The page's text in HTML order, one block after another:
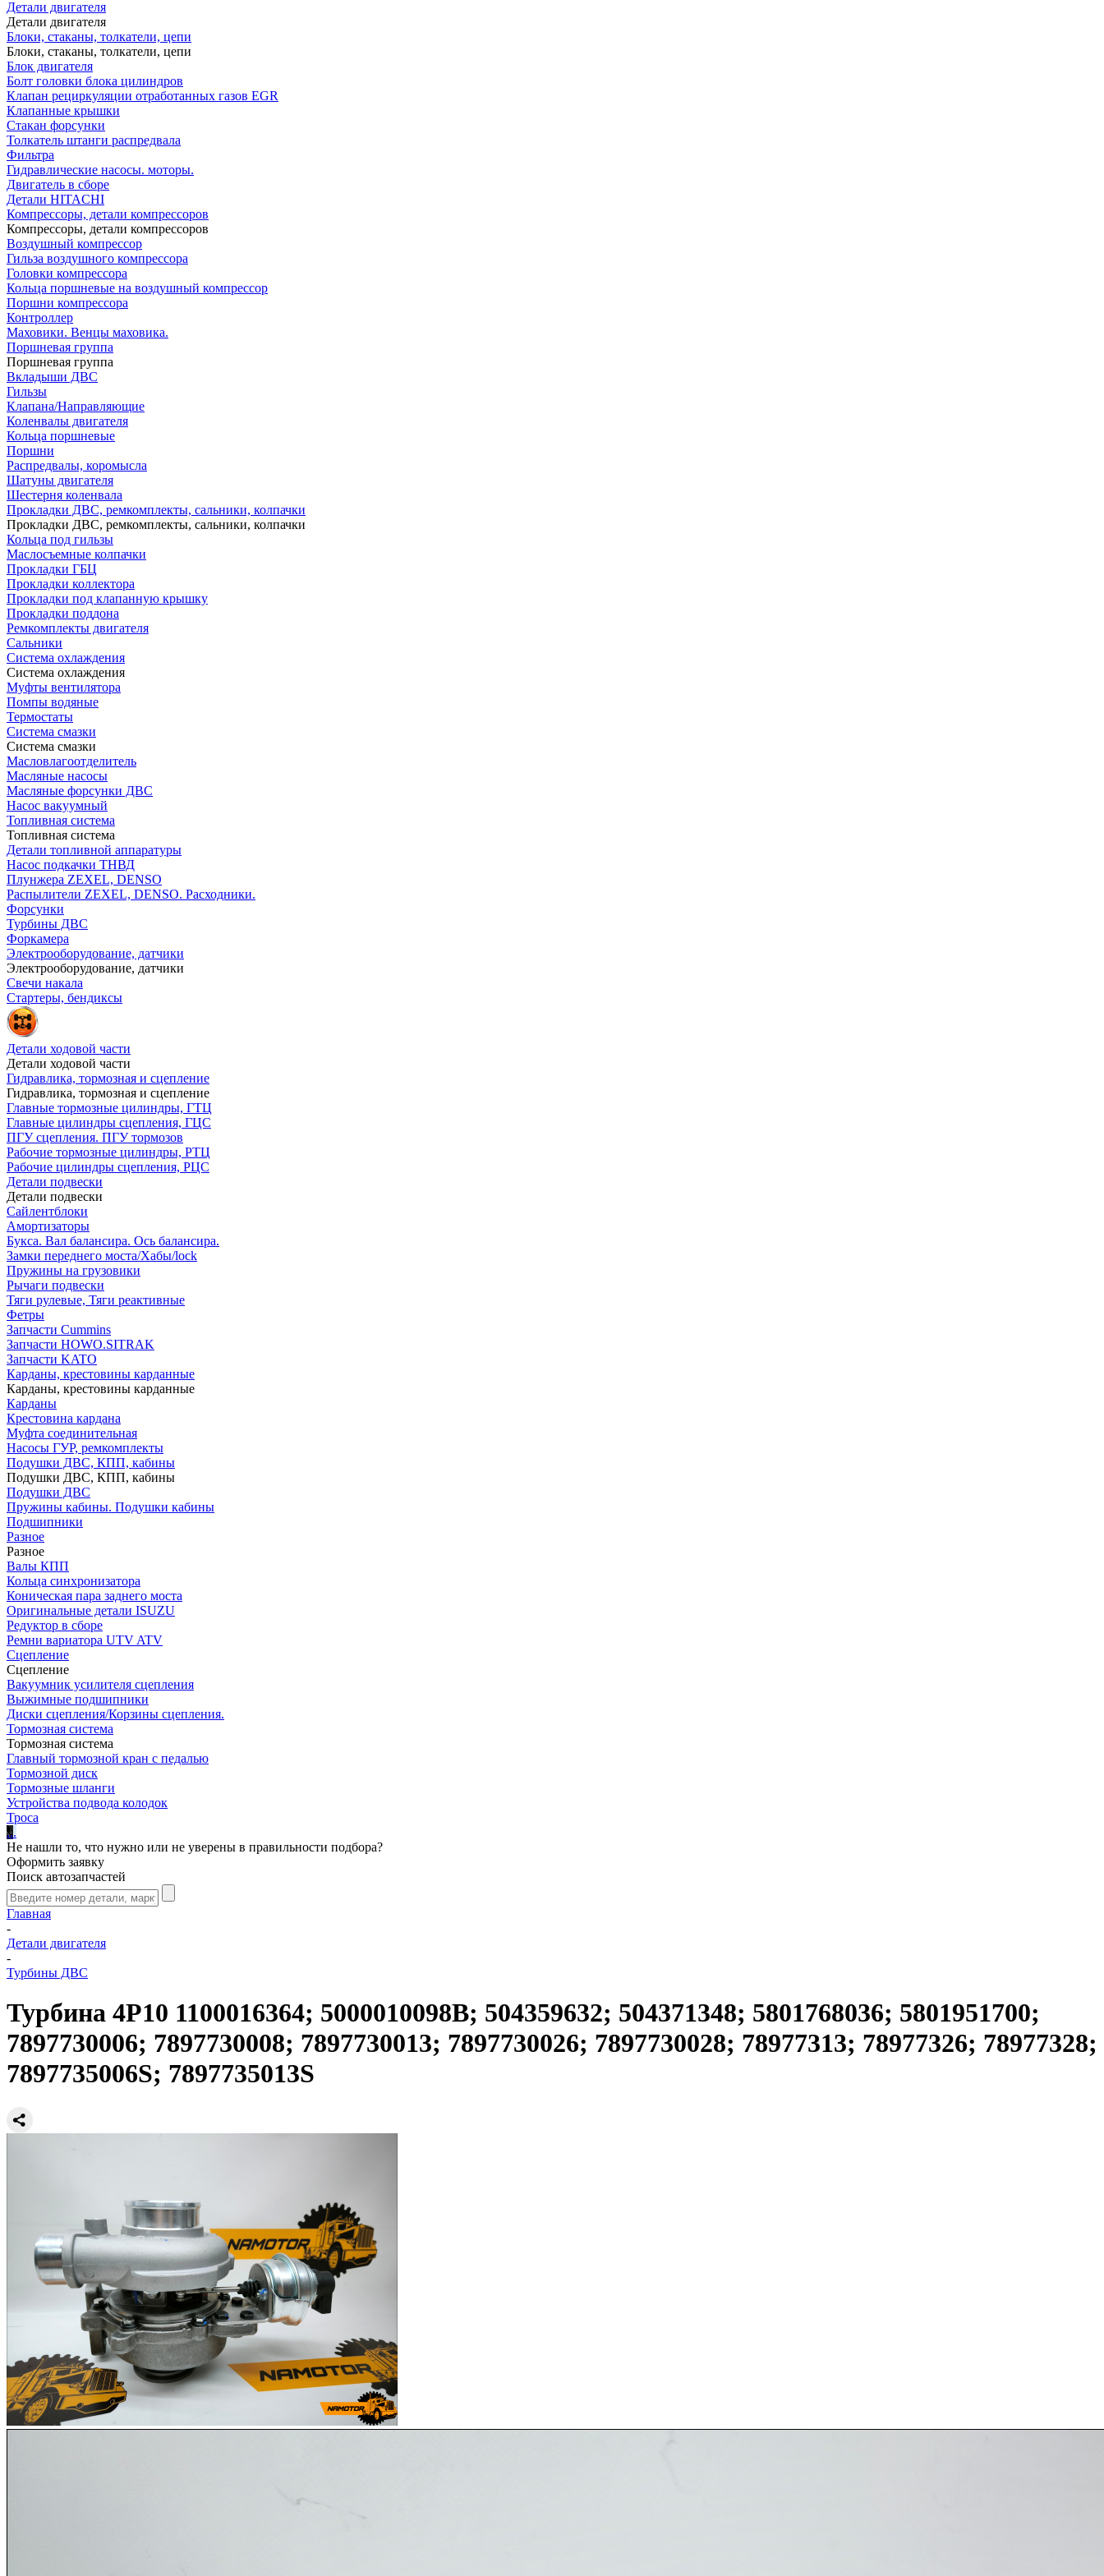
Детали двигателя
Детали двигателя
Блоки, стаканы, толкатели, цепи
Блоки, стаканы, толкатели, цепи
Блок двигателя
Болт головки блока цилиндров
Клапан рециркуляции отработанных газов EGR
Клапанные крышки
Стакан форсунки
Толкатель штанги распредвала
Фильтра
Гидравлические насосы. моторы.
Двигатель в сборе
Детали HITACHI
Компрессоры, детали компрессоров
Компрессоры, детали компрессоров
Воздушный компрессор
Гильза воздушного компрессора
Головки компрессора
Кольца поршневые на воздушный компрессор
Поршни компрессора
Контроллер
Маховики. Венцы маховика.
Поршневая группа
Поршневая группа
Вкладыши ДВС
Гильзы
Клапана/Направляющие
Коленвалы двигателя
Кольца поршневые
Поршни
Распредвалы, коромысла
Шатуны двигателя
Шестерня коленвала
Прокладки ДВС, ремкомплекты, сальники, колпачки
Прокладки ДВС, ремкомплекты, сальники, колпачки
Кольца под гильзы
Маслосъемные колпачки
Прокладки ГБЦ
Прокладки коллектора
Прокладки под клапанную крышку
Прокладки поддона
Ремкомплекты двигателя
Сальники
Система охлаждения
Система охлаждения
Муфты вентилятора
Помпы водяные
Термостаты
Система смазки
Система смазки
Масловлагоотделитель
Масляные насосы
Масляные форсунки ДВС
Насос вакуумный
Топливная система
Топливная система
Детали топливной аппаратуры
Насос подкачки ТНВД
Плунжера ZEXEL, DENSO
Распылители ZEXEL, DENSO. Расходники.
Форсунки
Турбины ДВС
Форкамера
Электрооборудование, датчики
Электрооборудование, датчики
Свечи накала
Стартеры, бендиксы
Детали ходовой части
Детали ходовой части
Гидравлика, тормозная и сцепление
Гидравлика, тормозная и сцепление
Главные тормозные цилиндры, ГТЦ
Главные цилиндры сцепления, ГЦС
ПГУ сцепления. ПГУ тормозов
Рабочие тормозные цилиндры, РТЦ
Рабочие цилиндры сцепления, РЦС
Детали подвески
Детали подвески
Cайлентблоки
Амортизаторы
Букса. Вал балансира. Ось балансира.
Замки переднего моста/Хабы/lock
Пружины на грузовики
Рычаги подвески
Тяги рулевые, Тяги реактивные
Фетры
Запчасти Cummins
Запчасти HOWO.SITRAK
Запчасти KATO
Карданы, крестовины карданные
Карданы, крестовины карданные
Карданы
Крестовина кардана
Муфта соединительная
Насосы ГУР, ремкомплекты
Подушки ДВС, КПП, кабины
Подушки ДВС, КПП, кабины
Подушки ДВС
Пружины кабины. Подушки кабины
Подшипники
Разное
Разное
Валы КПП
Кольца синхронизатора
Коническая пара заднего моста
Оригинальные детали ISUZU
Редуктор в сборе
Ремни вариатора UTV ATV
Сцепление
Сцепление
Вакуумник усилителя сцепления
Выжимные подшипники
Диски сцепления/Корзины сцепления.
Тормозная система
Тормозная система
Главный тормозной кран с педалью
Тормозной диск
Тормозные шланги
Устройства подвода колодок
Троса
...
Не нашли то, что нужно или не уверены в правильности подбора?
Оформить заявку
Поиск автозапчастей
Главная
-
Детали двигателя
-
Турбины ДВС
Турбина 4P10 1100016364; 5000010098B; 504359632; 504371348; 5801768036; 5801951700;
7897730006; 7897730008; 7897730013; 7897730026; 7897730028; 78977313; 78977326; 78977328;
7897735006S; 7897735013S